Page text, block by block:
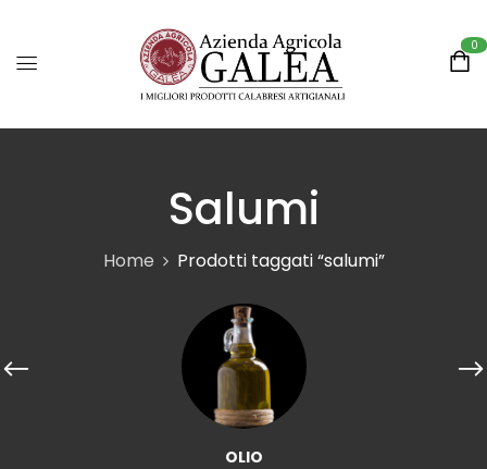
0
Salumi
Home Prodotti taggati “salumi”
OLIO